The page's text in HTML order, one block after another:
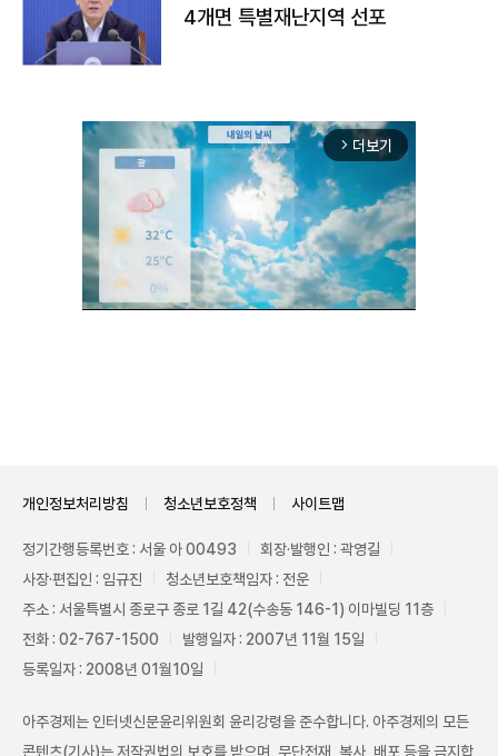
4개면 특별재난지역 선포
arrow_forward_ios 더보기
개인정보처리방침 청소년보호정책 사이트맵
정기간행등록번호 : 서울 아 00493
회장·발행인 : 곽영길
사장·편집인 : 임규진
청소년보호책임자 : 전운
주소 : 서울특별시 종로구 종로 1길 42(수송동 146-1) 이마빌딩 11층
전화 : 02-767-1500
발행일자 : 2007년 11월 15일
등록일자 : 2008년 01월10일
아주경제는 인터넷신문윤리위원회 윤리강령을 준수합니다. 아주경제의 모든
콘텐츠(기사)는 저작권법의 보호를 받으며, 무단전재, 복사, 배포 등을 금지합